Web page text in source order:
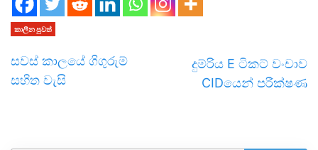
කාලීන පුවත්
සවස් කාලයේ ගිගුරුම්
සහිත වැසි
දුම්රිය E ටිකට් වංචාව
CIDයෙන් පරීක්ෂණ